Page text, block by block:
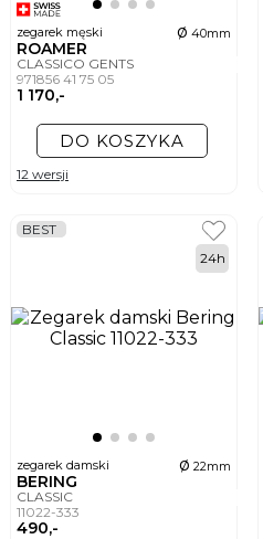
zegarek męski ø 40mm
ROAMER
CLASSICO GENTS
971856 41 75 05
1 170,-
DO KOSZYKA
12 wersji
zegarek damski ø 22mm
BERING
CLASSIC
11022-333
490,-
BEST
24h